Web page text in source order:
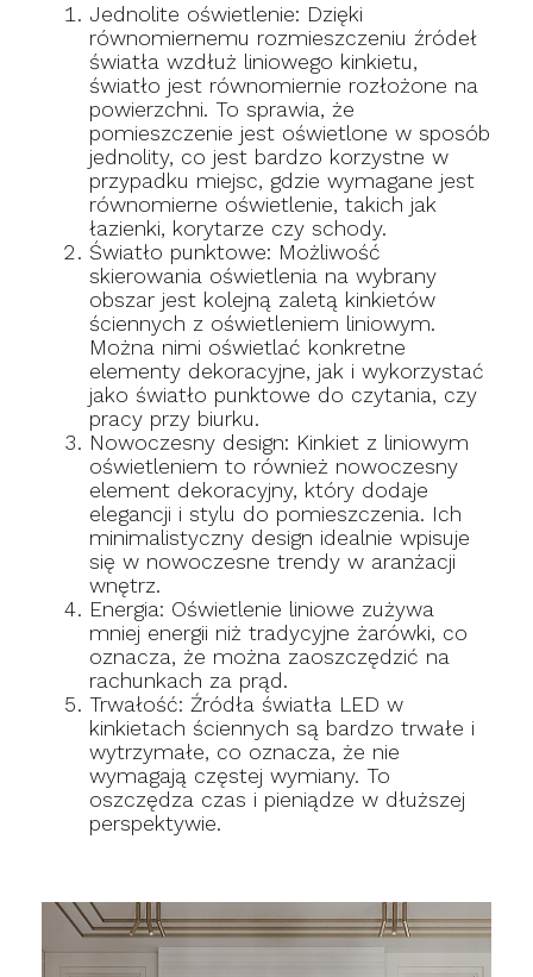
Jednolite oświetlenie: Dzięki
równomiernemu rozmieszczeniu źródeł
światła wzdłuż liniowego kinkietu,
światło jest równomiernie rozłożone na
powierzchni. To sprawia, że
pomieszczenie jest oświetlone w sposób
jednolity, co jest bardzo korzystne w
przypadku miejsc, gdzie wymagane jest
równomierne oświetlenie, takich jak
łazienki, korytarze czy schody.
Światło punktowe: Możliwość
skierowania oświetlenia na wybrany
obszar jest kolejną zaletą kinkietów
ściennych z oświetleniem liniowym.
Można nimi oświetlać konkretne
elementy dekoracyjne, jak i wykorzystać
jako światło punktowe do czytania, czy
pracy przy biurku.
Nowoczesny design: Kinkiet z liniowym
oświetleniem to również nowoczesny
element dekoracyjny, który dodaje
elegancji i stylu do pomieszczenia. Ich
minimalistyczny design idealnie wpisuje
się w nowoczesne trendy w aranżacji
wnętrz.
Energia: Oświetlenie liniowe zużywa
mniej energii niż tradycyjne żarówki, co
oznacza, że można zaoszczędzić na
rachunkach za prąd.
Trwałość: Źródła światła LED w
kinkietach ściennych są bardzo trwałe i
wytrzymałe, co oznacza, że nie
wymagają częstej wymiany. To
oszczędza czas i pieniądze w dłuższej
perspektywie.